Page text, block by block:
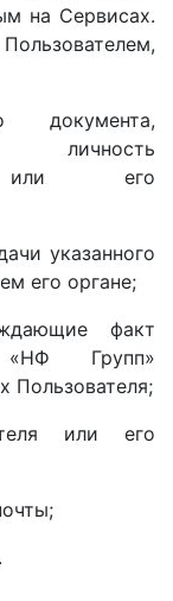
на Сервисах.
документа,
личность
или его
указанного
его органе;
факт
Групп»
Пользователя;
или его